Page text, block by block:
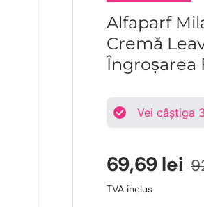
Alfaparf
Cremă
Îngroșarea
Vei câștiga
69,69 lei
TVA inclus